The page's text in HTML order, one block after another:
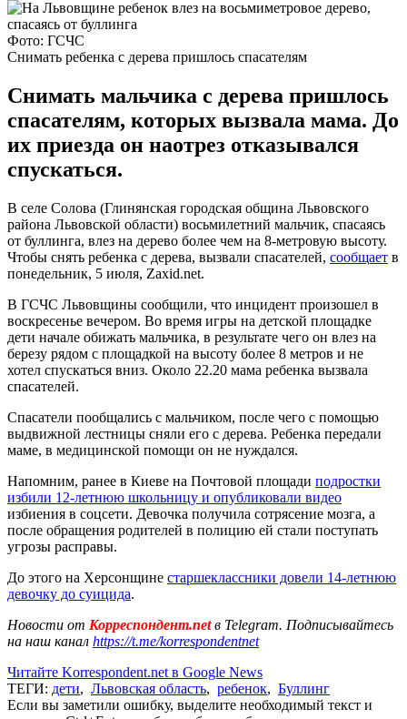
Фото: ГСЧС
Снимать ребенка с дерева пришлось спасателям
Снимать мальчика с дерева пришлось
спасателям, которых вызвала мама. До
их приезда он наотрез отказывался
спускаться.
В селе Солова (Глинянская городская община Львовского
района Львовской области) восьмилетний мальчик, спасаясь
от буллинга, влез на дерево более чем на 8-метровую высоту.
Чтобы снять ребенка с дерева, вызвали спасателей, сообщает в
понедельник, 5 июля, Zaxid.net.
В ГСЧС Львовщины сообщили, что инцидент произошел в
воскресенье вечером. Во время игры на детской площадке
дети начале обижать мальчика, в результате чего он влез на
березу рядом с площадкой на высоту более 8 метров и не
хотел спускаться вниз. Около 22.20 мама ребенка вызвала
спасателей.
Спасатели пообщались с мальчиком, после чего с помощью
выдвижной лестницы сняли его с дерева. Ребенка передали
маме, в медицинской помощи он не нуждался.
Напомним, ранее в Киеве на Почтовой площади подростки
избили 12-летнюю школьницу и опубликовали видео
избиения в соцсети. Девочка получила сотрясение мозга, а
после обращения родителей в полицию ей стали поступать
угрозы расправы.
До этого на Херсонщине старшеклассники довели 14-летнюю
девочку до суицида.
Новости от Корреспондент.netв Telegram. Подписывайтесь
на наш канал https://t.me/korrespondentnet
Читайте Korrespondent.net в Google News
ТЕГИ: дети, Львовская область, ребенок, Буллинг
Если вы заметили ошибку, выделите необходимый текст и